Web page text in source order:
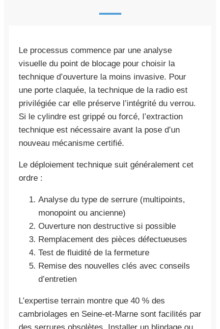
Le processus commence par une analyse
visuelle du point de blocage pour choisir la
technique d’ouverture la moins invasive. Pour
une porte claquée, la technique de la radio est
privilégiée car elle préserve l’intégrité du verrou.
Si le cylindre est grippé ou forcé, l’extraction
technique est nécessaire avant la pose d’un
nouveau mécanisme certifié.
Le déploiement technique suit généralement cet
ordre :
Analyse du type de serrure (multipoints,
monopoint ou ancienne)
Ouverture non destructive si possible
Remplacement des pièces défectueuses
Test de fluidité de la fermeture
Remise des nouvelles clés avec conseils
d’entretien
L’expertise terrain montre que 40 % des
cambriolages en Seine-et-Marne sont facilités par